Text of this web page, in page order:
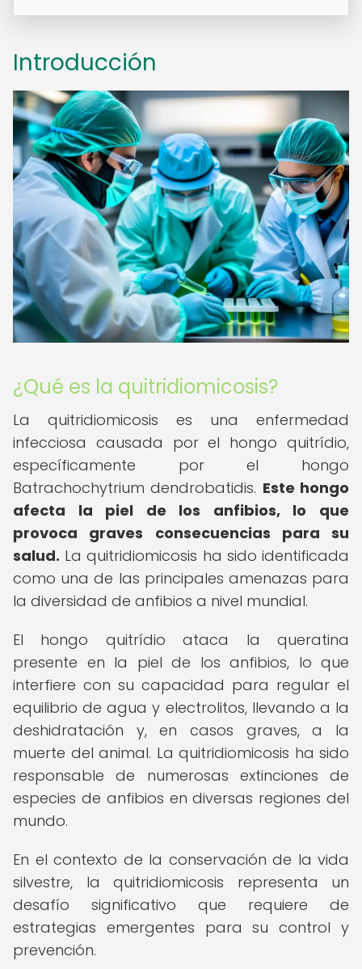
Introducción
¿Qué es la quitridiomicosis?
La quitridiomicosis es una enfermedad
infecciosa causada por el hongo quitrídio,
específicamente por el hongo
Batrachochytrium dendrobatidis. Este hongo
afecta la piel de los anfibios, lo que
provoca graves consecuencias para su
salud. La quitridiomicosis ha sido identificada
como una de las principales amenazas para
la diversidad de anfibios a nivel mundial.
El hongo quitrídio ataca la queratina
presente en la piel de los anfibios, lo que
interfiere con su capacidad para regular el
equilibrio de agua y electrolitos, llevando a la
deshidratación y, en casos graves, a la
muerte del animal. La quitridiomicosis ha sido
responsable de numerosas extinciones de
especies de anfibios en diversas regiones del
mundo.
En el contexto de la conservación de la vida
silvestre, la quitridiomicosis representa un
desafío significativo que requiere de
estrategias emergentes para su control y
prevención.